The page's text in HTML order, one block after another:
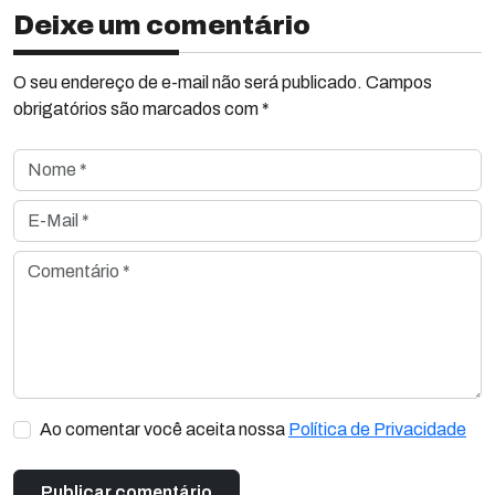
Deixe um comentário
O seu endereço de e-mail não será publicado. Campos
obrigatórios são marcados com *
Nome *
E-Mail *
Comentário *
Ao comentar você aceita nossa Política de Privacidade